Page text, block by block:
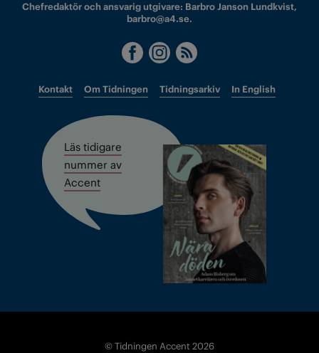
Chefredaktör och ansvarig utgivare: Barbro Janson Lundkvist,
barbro@a4.se.
Kontakt Om Tidningen Tidningsarkiv In English
Läs tidigare
nummer av
Accent
© Tidningen Accent 2026